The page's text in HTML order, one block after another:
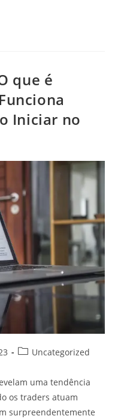
que é
Iniciar no
Categoria
Uncategorized
uma tendência
os traders atuam
surpreendentemente